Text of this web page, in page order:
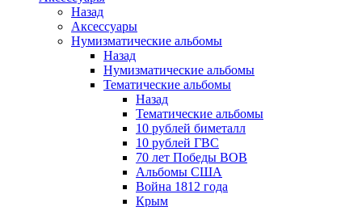
Назад
Аксессуары
Нумизматические альбомы
Назад
Нумизматические альбомы
Тематические альбомы
Назад
Тематические альбомы
10 рублей биметалл
10 рублей ГВС
70 лет Победы ВОВ
Альбомы США
Война 1812 года
Крым